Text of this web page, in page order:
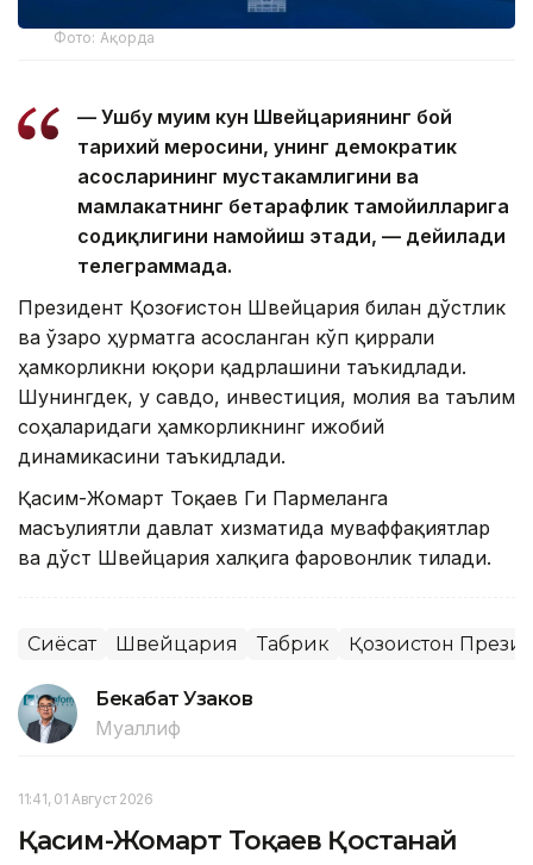
Фото: Ақорда
— Ушбу муҳим кун Швейцариянинг бой
тарихий меросини, унинг демократик
асосларининг мустаҳкамлигини ва
мамлакатнинг бетарафлик тамойилларига
содиқлигини намойиш этади, — дейилади
телеграммада.
Президент Қозоғистон Швейцария билан дўстлик
ва ўзаро ҳурматга асосланган кўп қиррали
ҳамкорликни юқори қадрлашини таъкидлади.
Шунингдек, у савдо, инвестиция, молия ва таълим
соҳаларидаги ҳамкорликнинг ижобий
динамикасини таъкидлади.
Қасим-Жомарт Тоқаев Ги Пармеланга
масъулиятли давлат хизматида муваффақиятлар
ва дўст Швейцария халқига фаровонлик тилади.
Сиёсат Швейцария Табрик Қозоғистон
Бекабат Узаков
Муаллиф
11:41, 01 Август 2026
Қасим-Жомарт Тоқаев Қостанай